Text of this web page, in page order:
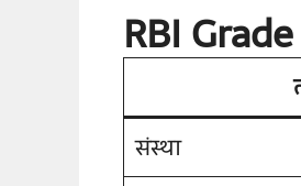
RBI
संस्था